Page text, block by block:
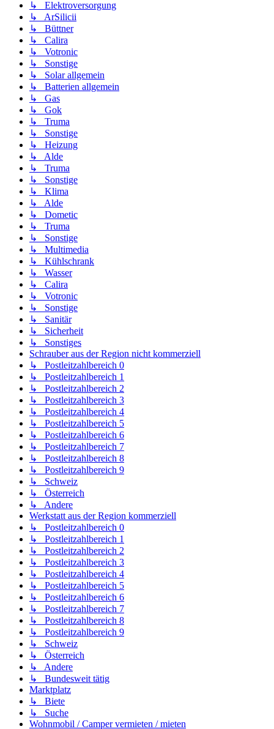
↳ Elektroversorgung
↳ ArSilicii
↳ Büttner
↳ Calira
↳ Votronic
↳ Sonstige
↳ Solar allgemein
↳ Batterien allgemein
↳ Gas
↳ Gok
↳ Truma
↳ Sonstige
↳ Heizung
↳ Alde
↳ Truma
↳ Sonstige
↳ Klima
↳ Alde
↳ Dometic
↳ Truma
↳ Sonstige
↳ Multimedia
↳ Kühlschrank
↳ Wasser
↳ Calira
↳ Votronic
↳ Sonstige
↳ Sanitär
↳ Sicherheit
↳ Sonstiges
Schrauber aus der Region nicht kommerziell
↳ Postleitzahlbereich 0
↳ Postleitzahlbereich 1
↳ Postleitzahlbereich 2
↳ Postleitzahlbereich 3
↳ Postleitzahlbereich 4
↳ Postleitzahlbereich 5
↳ Postleitzahlbereich 6
↳ Postleitzahlbereich 7
↳ Postleitzahlbereich 8
↳ Postleitzahlbereich 9
↳ Schweiz
↳ Österreich
↳ Andere
Werkstatt aus der Region kommerziell
↳ Postleitzahlbereich 0
↳ Postleitzahlbereich 1
↳ Postleitzahlbereich 2
↳ Postleitzahlbereich 3
↳ Postleitzahlbereich 4
↳ Postleitzahlbereich 5
↳ Postleitzahlbereich 6
↳ Postleitzahlbereich 7
↳ Postleitzahlbereich 8
↳ Postleitzahlbereich 9
↳ Schweiz
↳ Österreich
↳ Andere
↳ Bundesweit tätig
Marktplatz
↳ Biete
↳ Suche
Wohnmobil / Camper vermieten / mieten